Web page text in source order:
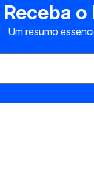
Receba
Um resumo